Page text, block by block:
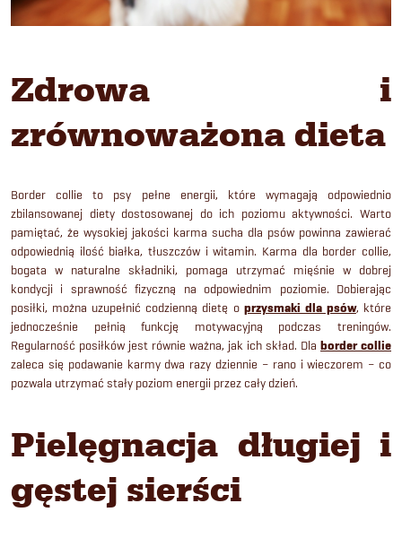
Zdrowa i
zrównoważona dieta
Border collie to psy pełne energii, które wymagają odpowiednio
zbilansowanej diety dostosowanej do ich poziomu aktywności. Warto
pamiętać, że wysokiej jakości karma sucha dla psów powinna zawierać
odpowiednią ilość białka, tłuszczów i witamin. Karma dla border collie,
bogata w naturalne składniki, pomaga utrzymać mięśnie w dobrej
kondycji i sprawność fizyczną na odpowiednim poziomie. Dobierając
posiłki, można uzupełnić codzienną dietę o przysmaki dla psów, które
jednocześnie pełnią funkcję motywacyjną podczas treningów.
Regularność posiłków jest równie ważna, jak ich skład. Dla border collie
zaleca się podawanie karmy dwa razy dziennie – rano i wieczorem – co
pozwala utrzymać stały poziom energii przez cały dzień.
Pielęgnacja długiej i
gęstej sierści